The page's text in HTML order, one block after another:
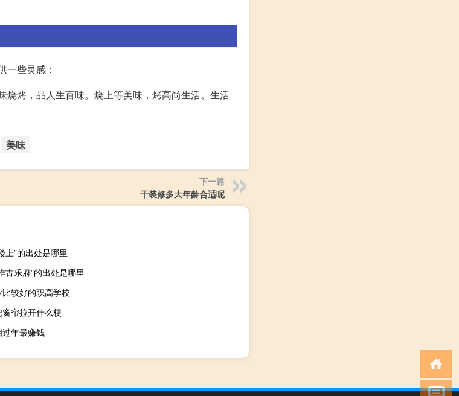
一些灵感：
烤，品人生百味。烧上等美味，烤高尚生活。生活
美味
下一篇
干装修多大年龄合适呢
上”的出处是哪里
古乐府”的出处是哪里
较好的职高学校
帘拉开什么梗
年最赚钱